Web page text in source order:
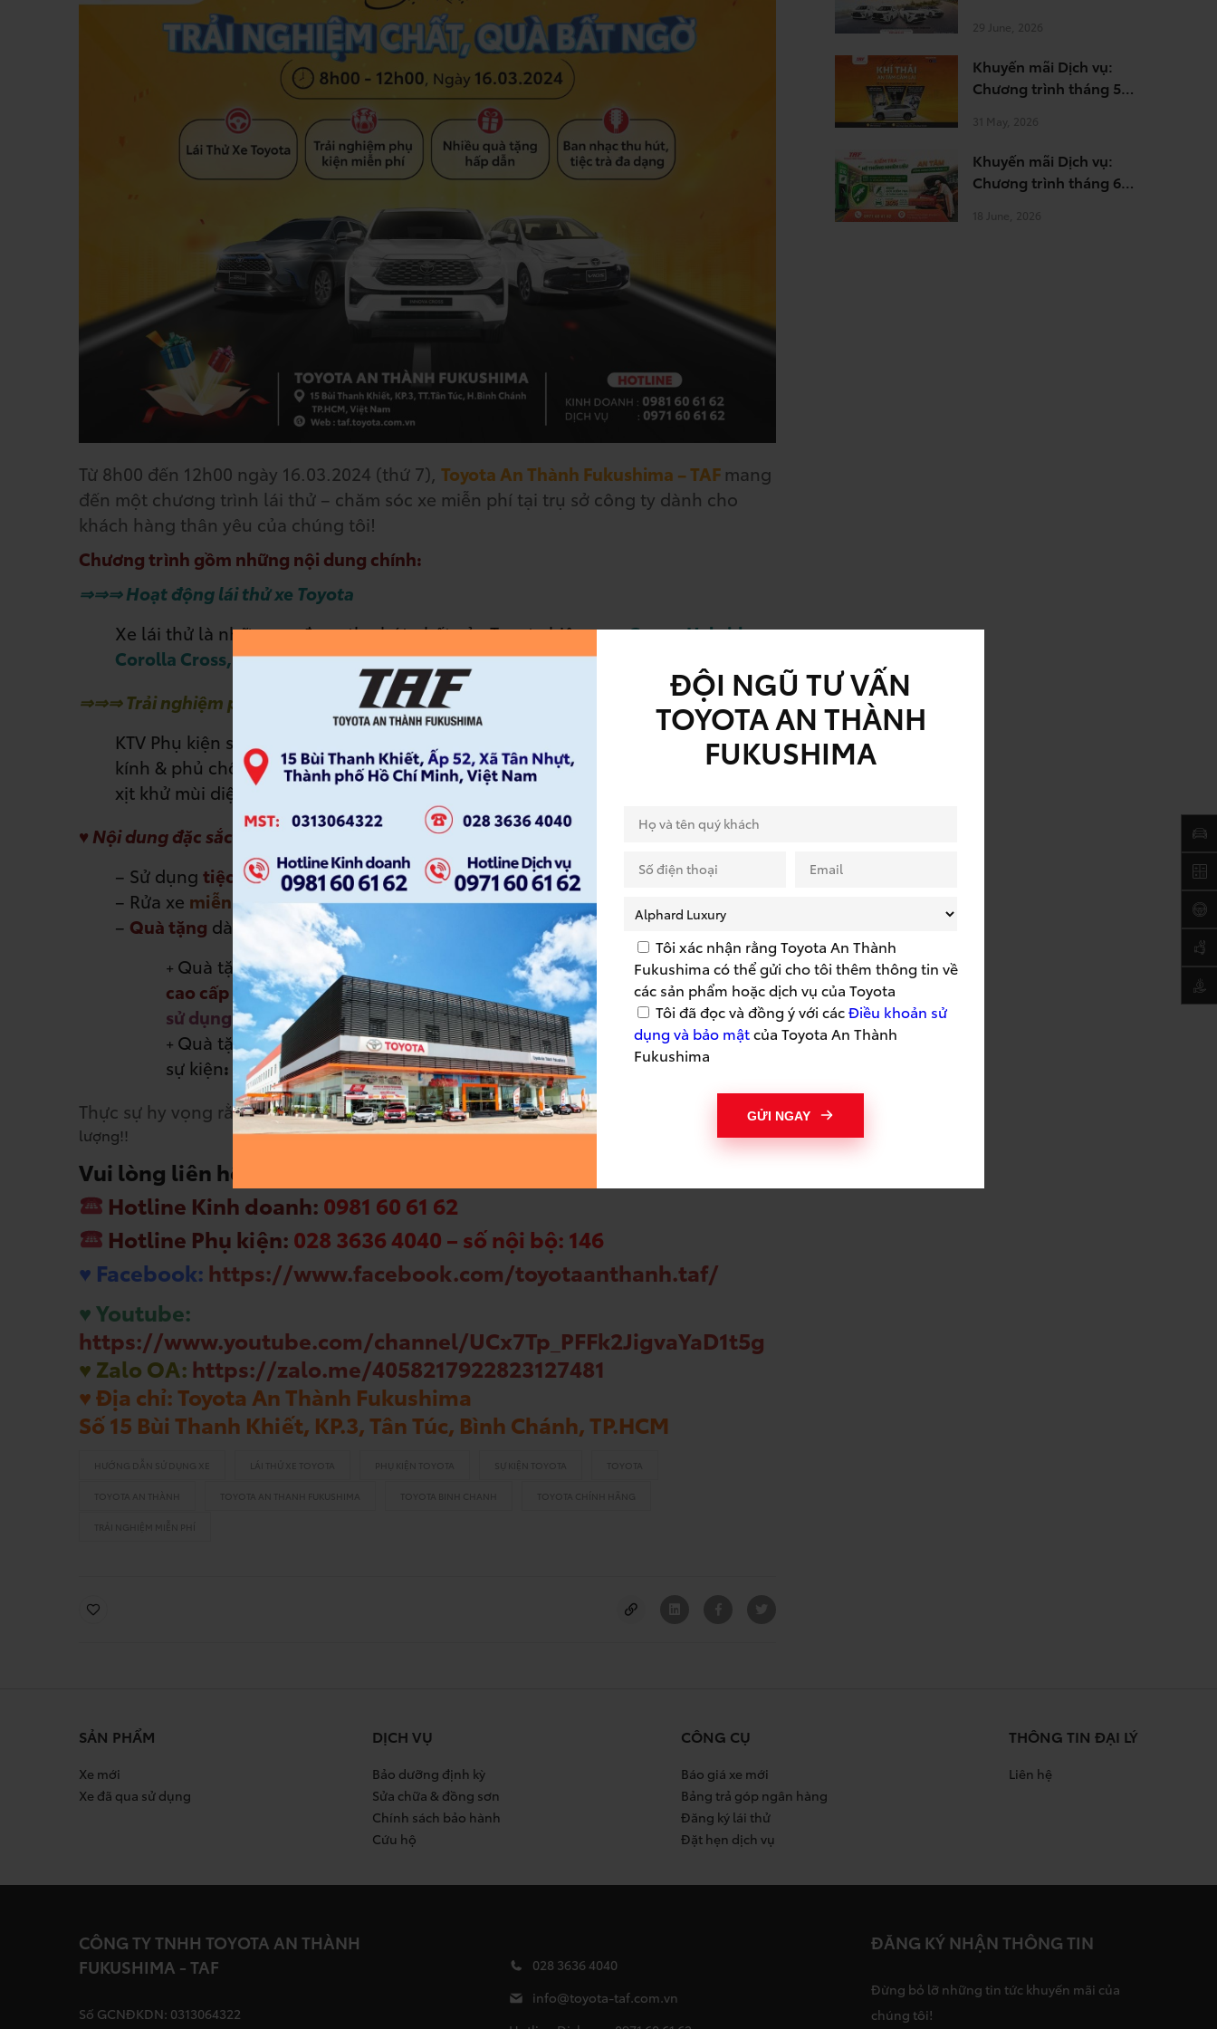
ĐỘI NGŨ TƯ VẤN
TOYOTA AN THÀNH
FUKUSHIMA
Tôi xác nhận rằng Toyota An Thành
Fukushima có thể gửi cho tôi thêm thông tin về
các sản phẩm hoặc dịch vụ của Toyota
Tôi đã đọc và đồng ý với cácĐiều khoản sử
dụng và bảo mậtcủa Toyota An Thành
Fukushima
GỬI NGAY
Từ 8h00 đến 12h00 ngày 16.03.2024 (thứ 7), Toyota An Thành Fukushima – TAF mang
đến một chương trình lái thử – chăm sóc xe miễn phí tại trụ sở công ty dành cho
khách hàng thân yêu của chúng tôi!
Chương trình gồm những nội dung chính:
⇒⇒⇒ Hoạt động lái thử xe Toyota
Xe lái thử là những xe đang thu hút nhất của Toyota hiện nay:Camry Hybrid,
Corolla Cross, Raize, Vios, Veloz Cross, Avanza Premio, Yaris Cross
⇒⇒⇒ Trải nghiệm phụ kiện miễn phí
KTV Phụ kiện sẽ sử dụng các loại dung dịch bao gồm lau bóng vỏ xe, vệ sinh
kính & phủ chống bám nước kính (không tẩy ố), tẩy nhựa đường – keo thân xe,
xịt khử mùi diệt khuẩn nội thất xe
ngay chính trên xe của khách hàng.
♥ Nội dung đặc sắc khác
– Sử dụng tiệc trà đa dạng
– Rửa xe miễn phí
– Quà tặng dành cho khách hàng trong sự kiện
+ Quà tặng dành cho khách hàng tham dự sự kiện: 01 hộp khăn giấy lụa
cao cấp+ 01 voucher giảm giátừ 10% đến 30% các combo làm đẹp xe (hạn
sử dụng đến 30.09.2024) +cơ hội bốc thăm trúng thưởng 100%
+ Quà tặng cho khách hàng ký hợp đồng và đóng cọc trong ngày diễn ra
sự kiện:01 quà tặng ngẫu nhiên cực kỳ giá trị
Thực sự hy vọng rằng,TAFsẽ có cơ hội được tiếp đón và gửi tặng Quý khách một sự kiện chất
lượng!!
Vui lòng liên hệ để đăng ký tham gia:
Hotline Kinh doanh: 0981 60 61 62
Hotline Phụ kiện: 028 3636 4040 – số nội bộ: 146
♥ Facebook: https://www.facebook.com/toyotaanthanh.taf/
♥ Youtube:
https://www.youtube.com/channel/UCx7Tp_PFFk2JigvaYaD1t5g
♥ Zalo OA: https://zalo.me/4058217922823127481
♥ Địa chỉ: Toyota An Thành Fukushima
Số 15 Bùi Thanh Khiết, KP.3, Tân Túc, Bình Chánh, TP.HCM
Khuyến mãi Dịch vụ:
Chương trình tháng 5-
Khuyến mãi Dịch vụ:
Chương trình tháng 6-
SẢN PHẨM
Xe mới
Xe đã qua sử dụng
DỊCH VỤ
Bảo dưỡng định kỳ
Sửa chữa & đồng sơn
Chính sách bảo hành
Cứu hộ
CÔNG CỤ
Báo giá xe mới
Bảng trả góp ngân hàng
Đăng ký lái thử
Đặt hẹn dịch vụ
THÔNG TIN ĐẠI LÝ
Liên hệ
CÔNG TY TNHH TOYOTA AN THÀNH
FUKUSHIMA - TAF
Số GCNĐKDN: 0313064322
028 3636 4040
info@toyota-taf.com.vn
ĐĂNG KÝ NHẬN THÔNG TIN
Đừng bỏ lỡ những tin tức khuyến mãi của
chúng tôi!